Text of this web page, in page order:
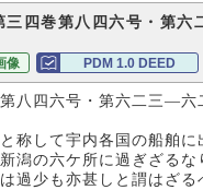
三四巻第八四六号・第
像 PDM 1.0 DEED
四六号・第六二三―六
称して宇内各国の船舶
潟の六ケ所に過ぎざる
過少も亦甚しと謂はざ